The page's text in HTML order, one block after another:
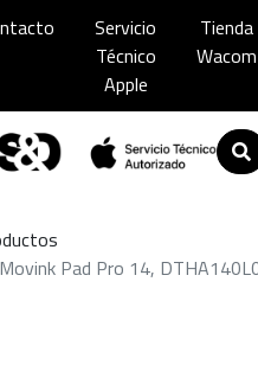
Servicio
Técnico
Apple
Tienda
Wacom
Pad Pro 14,